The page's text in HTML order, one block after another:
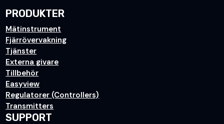
PRODUKTER
Mätinstrument
Fjärrövervakning
Tjänster
Externa givare
Tillbehör
Easyview
Regulatorer (Controllers)
Transmitters
SUPPORT